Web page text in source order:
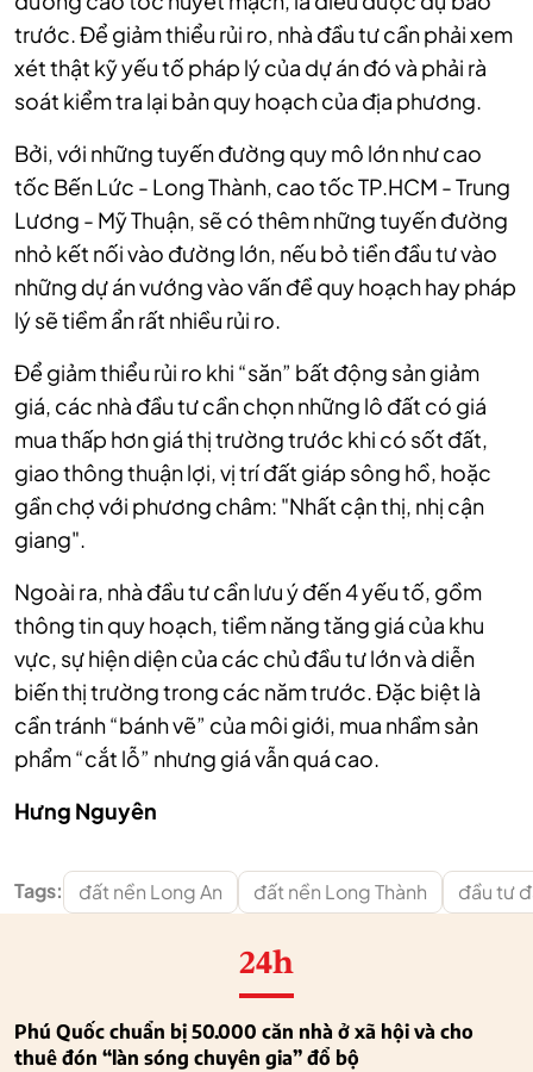
trước. Để giảm thiểu rủi ro, nhà đầu tư cần phải xem
xét thật kỹ yếu tố pháp lý của dự án đó và phải rà
soát kiểm tra lại bản quy hoạch của địa phương.
Bởi, với những tuyến đường quy mô lớn như cao
tốc Bến Lức - Long Thành, cao tốc TP.HCM - Trung
Lương - Mỹ Thuận, sẽ có thêm những tuyến đường
nhỏ kết nối vào đường lớn, nếu bỏ tiền đầu tư vào
những dự án vướng vào vấn đề quy hoạch hay pháp
lý sẽ tiềm ẩn rất nhiều rủi ro.
Để giảm thiểu rủi ro khi “săn” bất động sản giảm
giá, các nhà đầu tư cần chọn những lô đất có giá
mua thấp hơn giá thị trường trước khi có sốt đất,
giao thông thuận lợi, vị trí đất giáp sông hồ, hoặc
gần chợ với phương châm: "Nhất cận thị, nhị cận
giang".
Ngoài ra, nhà đầu tư cần lưu ý đến 4 yếu tố, gồm
thông tin quy hoạch, tiềm năng tăng giá của khu
vực, sự hiện diện của các chủ đầu tư lớn và diễn
biến thị trường trong các năm trước. Đặc biệt là
cần tránh “bánh vẽ” của môi giới, mua nhầm sản
phẩm “cắt lỗ” nhưng giá vẫn quá cao.
Hưng Nguyên
Tags: đất nền Long An đất nền Long Thành đầu tư
24h
Phú Quốc chuẩn bị 50.000 căn nhà ở xã hội và cho
thuê đón “làn sóng chuyên gia” đổ bộ